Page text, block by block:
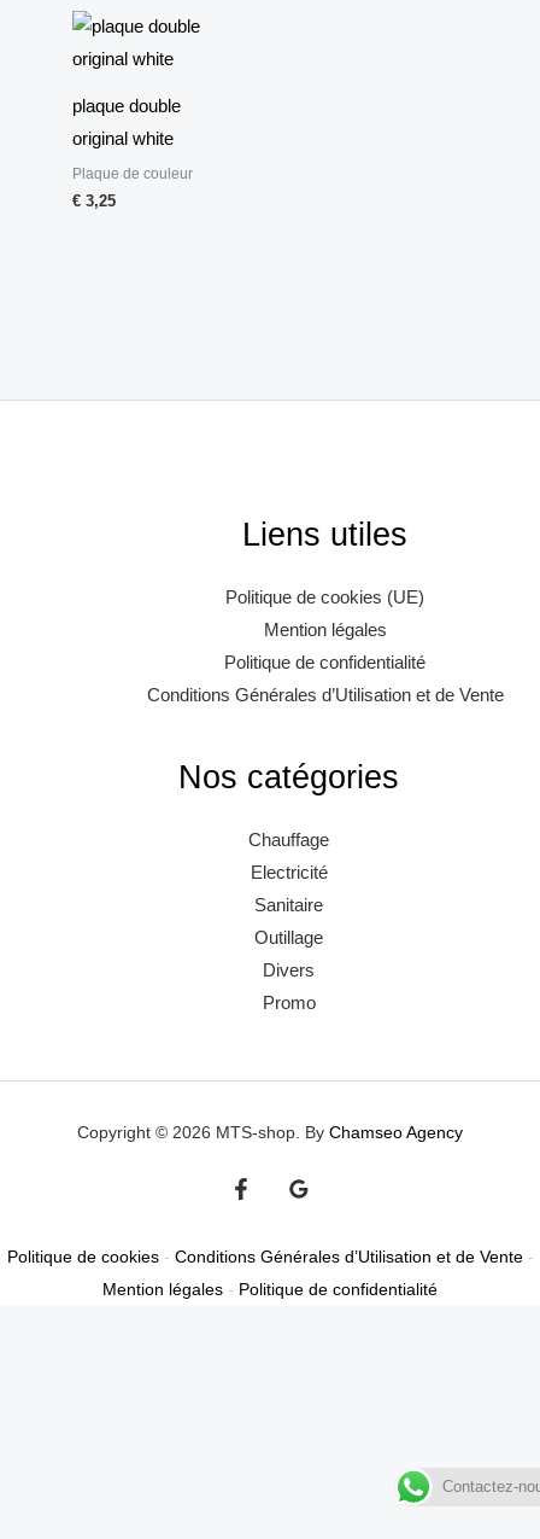
plaque double
original white
Plaque de couleur
€ 3,25
Liens utiles
Politique de cookies (UE)
Mention légales
Politique de confidentialité
Conditions Générales d’Utilisation et de Vente
Nos catégories
Chauffage
Electricité
Sanitaire
Outillage
Divers
Promo
Copyright © 2026 MTS-shop. By Chamseo Agency
Contactez-
Politique de cookies- Conditions Générales d’Utilisation et de Vente-
Mention légales - Politique de confidentialité